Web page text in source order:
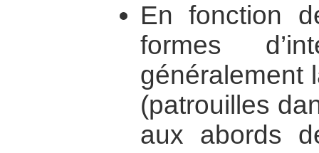
En fonction
formes
généralement
(patrouilles
aux abords